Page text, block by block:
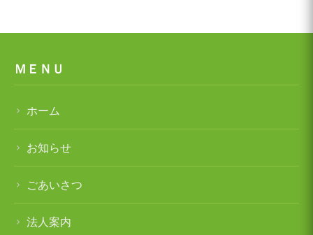
遠見塚地域包括支援センター
地域密着型特別養護老人ホームチアフル古
岩沼市デイサービスセンターたけくま
ＭＥＮＵ
ホーム
お知らせ
ごあいさつ
法人案内